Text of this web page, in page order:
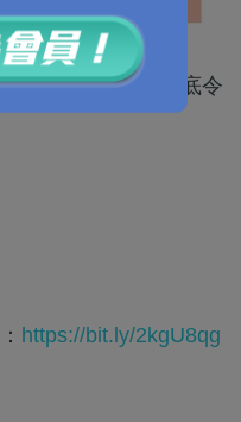
明白留守比留案底令
https://bit.ly/2kgU8qg